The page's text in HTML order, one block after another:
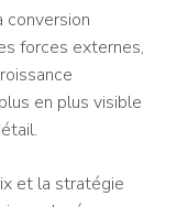
conversion
forces externes,
en plus visible
et la stratégie